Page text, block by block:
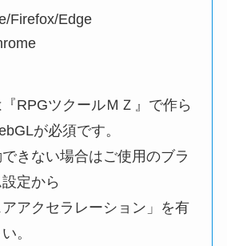
Firefox/Edge
RPGツクールＭＺ』で作ら
が必須です。
きない場合はご使用のブラ
定から
アクセラレーション」を有
。